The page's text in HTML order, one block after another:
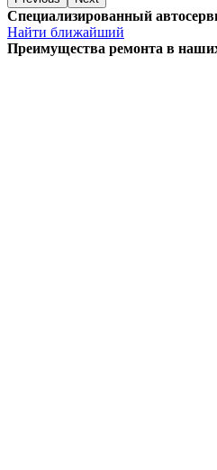
Специализированный
Найти ближайший
Преимущества ремонта в